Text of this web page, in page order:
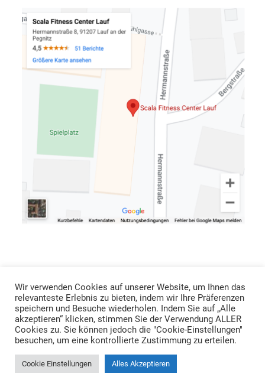
Copyright © 2022 Scala Fitness
Wir verwenden Cookies auf unserer Website, um Ihnen das
relevanteste Erlebnis zu bieten, indem wir Ihre Präferenzen
speichern und Besuche wiederholen. Indem Sie auf „Alle
akzeptieren“ klicken, stimmen Sie der Verwendung ALLER
Cookies zu. Sie können jedoch die "Cookie-Einstellungen"
besuchen, um eine kontrollierte Zustimmung zu erteilen.
Cookie Einstellungen Alles Akzeptieren